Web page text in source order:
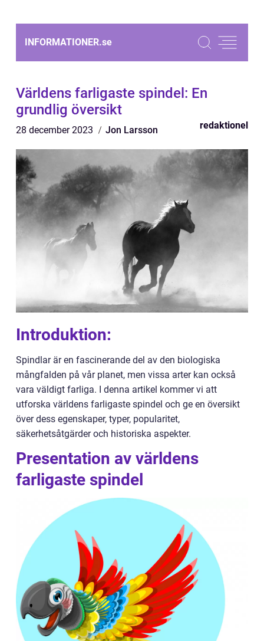
INFORMATIONER.se
Världens farligaste spindel: En
grundlig översikt
28 december 2023 Jon Larsson redaktionel
Introduktion:
Spindlar är en fascinerande del av den biologiska
mångfalden på vår planet, men vissa arter kan också
vara väldigt farliga. I denna artikel kommer vi att
utforska världens farligaste spindel och ge en översikt
över dess egenskaper, typer, popularitet,
säkerhetsåtgärder och historiska aspekter.
Presentation av världens
farligaste spindel